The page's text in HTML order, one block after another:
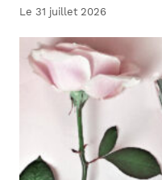
Le 31 juillet 2026